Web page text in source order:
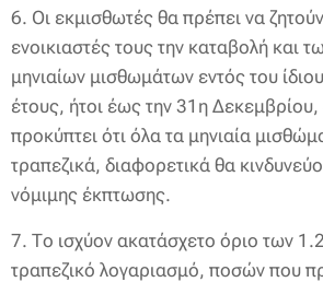
6. Οι εκμισθωτές θα πρέπει να
ενοικιαστές τους την καταβολή και
μηνιαίων μισθωμάτων εντός του
έτους, ήτοι έως την 31η
προκύπτει ότι όλα τα μηνιαία
τραπεζικά, διαφορετικά θα
νόμιμης έκπτωσης.
7. Το ισχύον ακατάσχετο όριο των
τραπεζικό λογαριασμό, ποσών που